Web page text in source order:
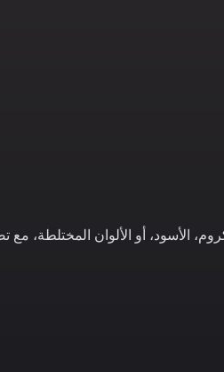
الأسود، أو الألوان المختلطة،